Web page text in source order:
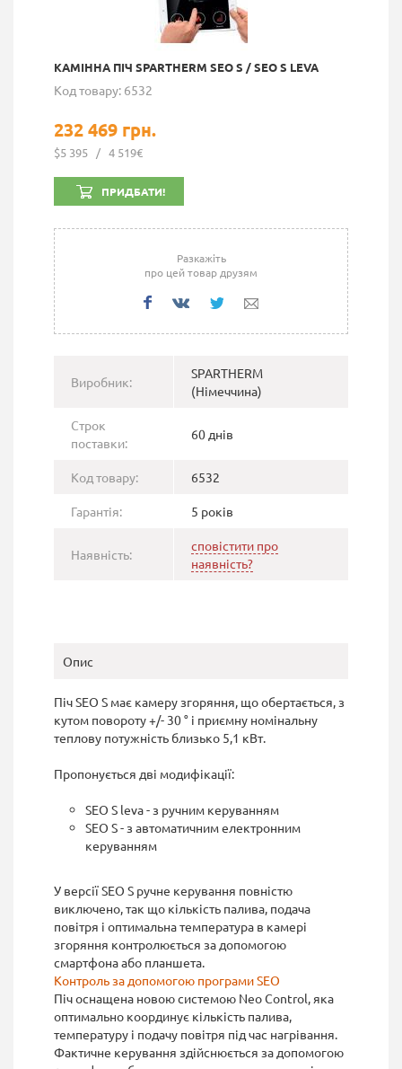
КАМІННА ПІЧ SPARTHERM SEO S / SEO S LEVA
Код товару: 6532
232 469 грн.
$5 395 / 4 519€
ПРИДБАТИ!
Разкажіть
про цей товар друзям
Виробник:
SPARTHERM
(Німеччина)
Строк
поставки:
60 днів
Код товару: 6532
Гарантія: 5 років
Наявність:
сповістити про
наявність?
Опис
Піч SEO S має камеру згоряння, що обертається, з
кутом повороту +/- 30 ° і приємну номінальну
теплову потужність близько 5,1 кВт.
Пропонується дві модифікації:
SEO S leva - з ручним керуванням
SEO S - з автоматичним електронним
керуванням
У версії SEO S ручне керування повністю
виключено, так що кількість палива, подача
повітря і оптимальна температура в камері
згоряння контролюється за допомогою
смартфона або планшета.
Контроль за допомогою програми SEO
Піч оснащена новою системою Neo Control, яка
оптимально координує кількість палива,
температуру і подачу повітря під час нагрівання.
Фактичне керування здійснюється за допомогою